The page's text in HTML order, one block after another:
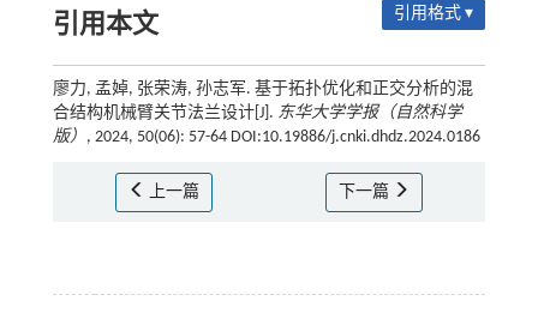
引用本文 引用格式 ▾
廖力, 孟婥, 张荣涛, 孙志军. 基于拓扑优化和正交分析的混
合结构机械臂关节法兰设计[J]. 东华大学学报（自然科学
版） , 2024, 50(06): 57-64 DOI:10.19886/j.cnki.dhdz.2024.0186
上一篇 下一篇